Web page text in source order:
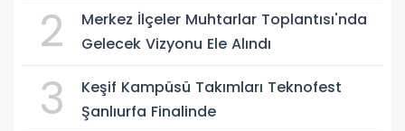
2
Merkez İlçeler Muhtarlar Toplantısı'nda
Gelecek Vizyonu Ele Alındı
3
Keşif Kampüsü Takımları Teknofest
Şanlıurfa Finalinde